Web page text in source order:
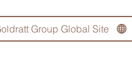
Group Global Site